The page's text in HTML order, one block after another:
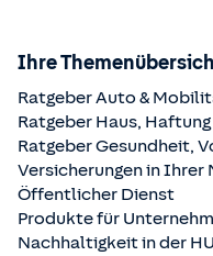
Ihre
Ratgeber Auto &
Ratgeber Haus, Haftung
Ratgeber Gesundheit,
Versicherungen in Ihrer
Öffentlicher Dienst
Produkte für
Nachhaltigkeit in der